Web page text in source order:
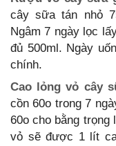
cây sữa tán nhỏ
Ngâm 7 ngày lọc
đủ 500ml. Ngày
chính.
Cao lỏng vỏ cây
cồn 60o trong 7
60o cho bằng
vỏ sẽ được 1 lít